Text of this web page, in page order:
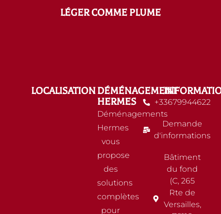
LÉGER COMME PLUME
LOCALISATIONDÉMÉNAGEMENT
HERMES
Déménagements
Hermes
vous
propose
des
solutions
complètes
pour
+33679944622
Demande
d'informations
Bâtiment
du fond
(C, 265
Rte de
Versailles,